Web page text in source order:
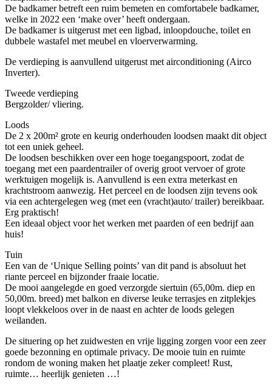
De badkamer betreft een ruim bemeten en comfortabele badkamer,
welke in 2022 een ‘make over’ heeft ondergaan.
De badkamer is uitgerust met een ligbad, inloopdouche, toilet en
dubbele wastafel met meubel en vloerverwarming.
De verdieping is aanvullend uitgerust met airconditioning (Airco
Inverter).
Tweede verdieping
Bergzolder/ vliering.
Loods
De 2 x 200m² grote en keurig onderhouden loodsen maakt dit object
tot een uniek geheel.
De loodsen beschikken over een hoge toegangspoort, zodat de
toegang met een paardentrailer of overig groot vervoer of grote
werktuigen mogelijk is. Aanvullend is een extra meterkast en
krachtstroom aanwezig. Het perceel en de loodsen zijn tevens ook
via een achtergelegen weg (met een (vracht)auto/ trailer) bereikbaar.
Erg praktisch!
Een ideaal object voor het werken met paarden of een bedrijf aan
huis!
Tuin
Een van de ‘Unique Selling points’ van dit pand is absoluut het
riante perceel en bijzonder fraaie locatie.
De mooi aangelegde en goed verzorgde siertuin (65,00m. diep en
50,00m. breed) met balkon en diverse leuke terrasjes en zitplekjes
loopt vlekkeloos over in de naast en achter de loods gelegen
weilanden.
De situering op het zuidwesten en vrije ligging zorgen voor een zeer
goede bezonning en optimale privacy. De mooie tuin en ruimte
rondom de woning maken het plaatje zeker compleet! Rust,
ruimte… heerlijk genieten …!